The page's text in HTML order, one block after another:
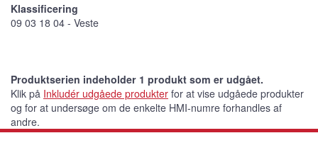
Klassificering
09 03 18 04 - Veste
Produktserien indeholder 1 produkt som er udgået.
Klik på Inkludér udgåede produkter for at vise udgåede produkter
og for at undersøge om de enkelte HMI-numre forhandles af
andre.